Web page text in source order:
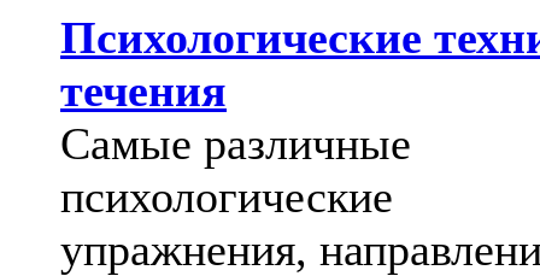
Психологические
течения
Самые различные
психологические
упражнения,